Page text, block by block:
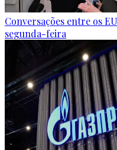
Conversações entre os
segunda-feira